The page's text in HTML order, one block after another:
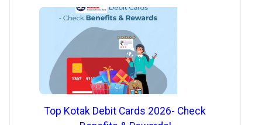
Top Kotak Debit Cards 2026- Check